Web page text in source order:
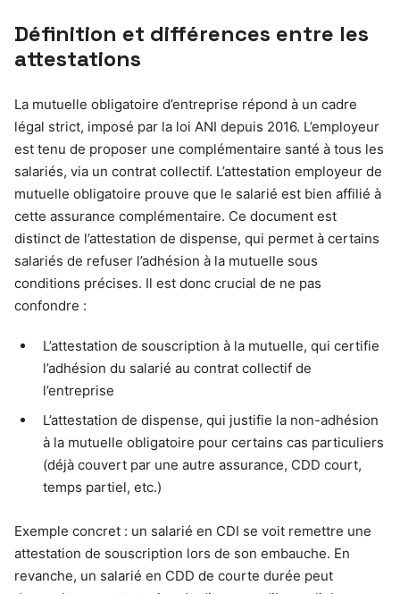
Définition et différences entre les
attestations
La mutuelle obligatoire d’entreprise répond à un cadre
légal strict, imposé par la loi ANI depuis 2016. L’employeur
est tenu de proposer une complémentaire santé à tous les
salariés, via un contrat collectif. L’attestation employeur de
mutuelle obligatoire prouve que le salarié est bien affilié à
cette assurance complémentaire. Ce document est
distinct de l’attestation de dispense, qui permet à certains
salariés de refuser l’adhésion à la mutuelle sous
conditions précises. Il est donc crucial de ne pas
confondre :
L’attestation de souscription à la mutuelle, qui certifie
l’adhésion du salarié au contrat collectif de
l’entreprise
L’attestation de dispense, qui justifie la non-adhésion
à la mutuelle obligatoire pour certains cas particuliers
(déjà couvert par une autre assurance, CDD court,
temps partiel, etc.)
Exemple concret : un salarié en CDI se voit remettre une
attestation de souscription lors de son embauche. En
revanche, un salarié en CDD de courte durée peut